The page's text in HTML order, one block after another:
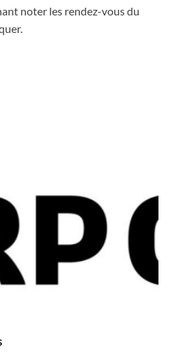
noter les rendez-vous du